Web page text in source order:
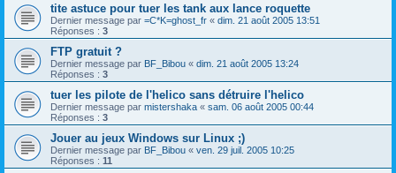
tite astuce pour tuer les tank aux lance roquette
Dernier message par =C*K=ghost_fr « dim. 21 août 2005 13:51
Réponses : 3
FTP gratuit ?
Dernier message par BF_Bibou « dim. 21 août 2005 13:24
Réponses : 3
tuer les pilote de l'helico sans détruire l'helico
Dernier message par mistershaka « sam. 06 août 2005 00:44
Réponses : 3
Jouer au jeux Windows sur Linux ;)
Dernier message par BF_Bibou « ven. 29 juil. 2005 10:25
Réponses : 11